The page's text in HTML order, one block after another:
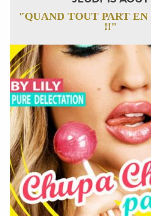
"QUAND TOUT PART EN
!!"